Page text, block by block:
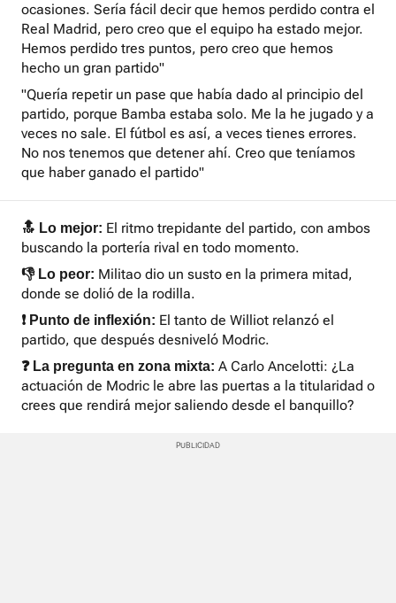
ocasiones. Sería fácil decir que hemos perdido contra el
Real Madrid, pero creo que el equipo ha estado mejor.
Hemos perdido tres puntos, pero creo que hemos
hecho un gran partido"
"Quería repetir un pase que había dado al principio del
partido, porque Bamba estaba solo. Me la he jugado y a
veces no sale. El fútbol es así, a veces tienes errores.
No nos tenemos que detener ahí. Creo que teníamos
que haber ganado el partido"
🔝 Lo mejor: El ritmo trepidante del partido, con ambos
buscando la portería rival en todo momento.
👎 Lo peor: Militao dio un susto en la primera mitad,
donde se dolió de la rodilla.
❗ Punto de inflexión: El tanto de Williot relanzó el
partido, que después desniveló Modric.
❓ La pregunta en zona mixta: A Carlo Ancelotti: ¿La
actuación de Modric le abre las puertas a la titularidad o
crees que rendirá mejor saliendo desde el banquillo?